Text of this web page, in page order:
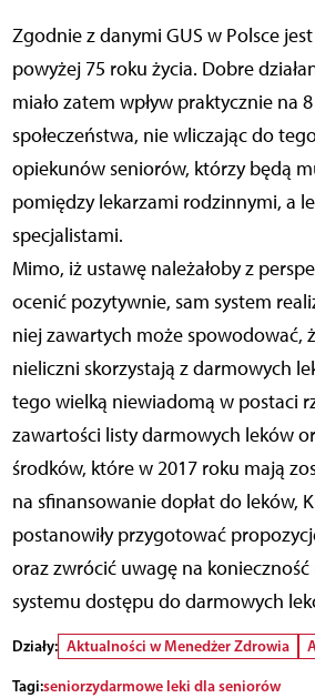
Zgodnie z danymi GUS w Polsce
powyżej 75 roku życia. Dobre
miało zatem wpływ praktycznie na
społeczeństwa, nie wliczając do
opiekunów seniorów, którzy będą
pomiędzy lekarzami rodzinnymi, a
specjalistami.
Mimo, iż ustawę należałoby z
ocenić pozytywnie, sam system
niej zawartych może spowodować,
nieliczni skorzystają z darmowych
tego wielką niewiadomą w postaci
zawartości listy darmowych leków
środków, które w 2017 roku mają
na sfinansowanie dopłat do leków,
postanowiły przygotować
oraz zwrócić uwagę na
systemu dostępu do darmowych
Działy: Aktualności w Menedżer Zdrowia
Tagi:seniorzydarmowe leki dla seniorów